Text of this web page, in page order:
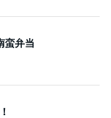
蛮弁当